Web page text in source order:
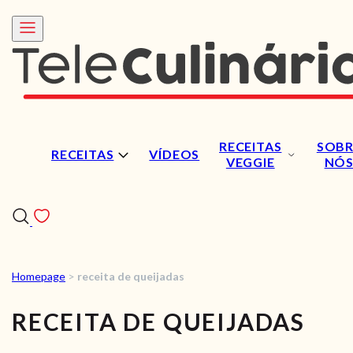
RECEITAS VÍDEOS
RECEITAS
VEGGIE
NÓS
RECEITAS
VÍDEOS
Homepage > receita de queijadas
RECEITA DE QUEIJADAS